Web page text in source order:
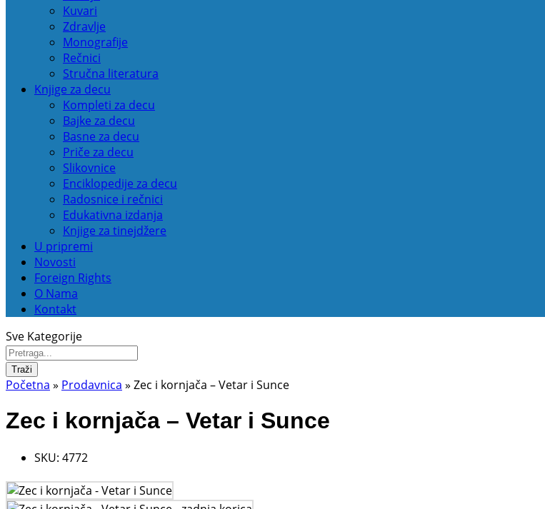
Kuvari
Zdravlje
Monografije
Rečnici
Stručna literatura
Knjige za decu
Kompleti za decu
Bajke za decu
Basne za decu
Priče za decu
Slikovnice
Enciklopedije za decu
Radosnice i rečnici
Edukativna izdanja
Knjige za tinejdžere
U pripremi
Novosti
Foreign Rights
O Nama
Kontakt
Sve Kategorije
Traži
Početna » Prodavnica » Zec i kornjača – Vetar i Sunce
Zec i kornjača – Vetar i Sunce
SKU: 4772